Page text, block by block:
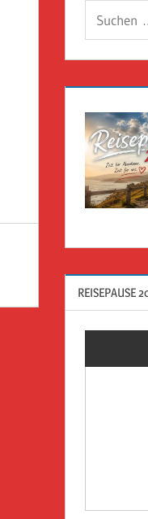
REISEPAUSE